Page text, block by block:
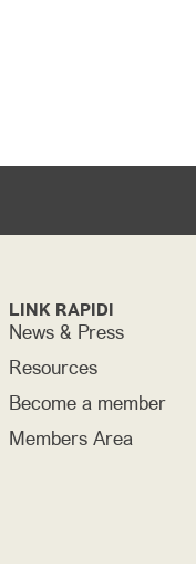
LINK RAPIDI
News & Press
Resources
Become a member
Members Area